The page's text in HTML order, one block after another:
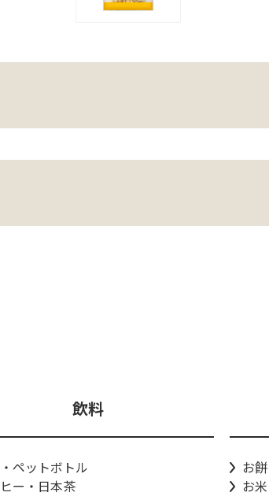
飲料
ペットボトル
ー・日本茶
お餅
お